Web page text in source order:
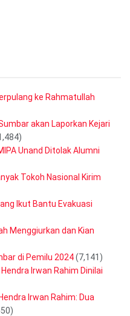
ke Rahmatullah
akan Laporkan Kejari
Unand Ditolak Alumni
Tokoh Nasional Kirim
Ikut Bantu Evakuasi
Menggiurkan dan Kian
di Pemilu 2024(7,141)
Irwan Rahim Dinilai
Irwan Rahim: Dua